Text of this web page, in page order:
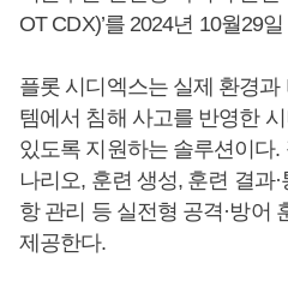
OT CDX)’를 2024년 10월29
플롯 시디엑스는 실제 환경
템에서 침해 사고를 반영한
있도록 지원하는 솔루션이다.
나리오, 훈련 생성, 훈련 결과
항 관리 등 실전형 공격·방어
제공한다.